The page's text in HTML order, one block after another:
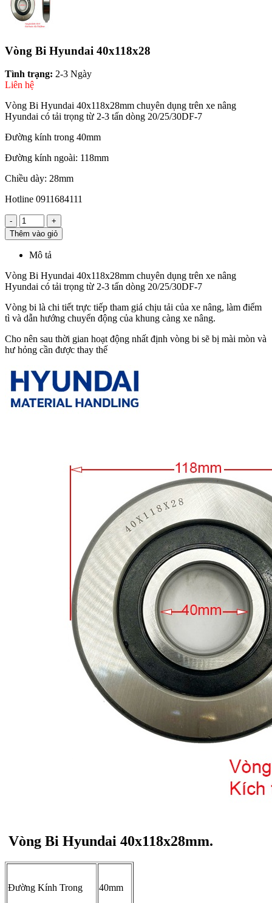
Vòng Bi Hyundai 40x118x28
Tình trạng: 2-3 Ngày
Liên hệ
Vòng Bi Hyundai 40x118x28mm chuyên dụng trên xe nâng
Hyundai có tải trọng từ 2-3 tấn dòng 20/25/30DF-7
Đường kính trong 40mm
Đường kính ngoài: 118mm
Chiều dày: 28mm
Hotline 0911684111
-
+
Thêm vào giỏ
Mô tả
Vòng Bi Hyundai 40x118x28mm chuyên dụng trên xe nâng
Hyundai có tải trọng từ 2-3 tấn dòng 20/25/30DF-7
Vòng bi là chi tiết trực tiếp tham giá chịu tải của xe nâng, làm điểm
tì và dẫn hướng chuyển động của khung càng xe nâng.
Cho nên sau thời gian hoạt động nhất định vòng bi sẽ bị mài mòn và
hư hỏng cần được thay thế
Vòng Bi Hyundai 40x118x28mm.
Đường Kính Trong 40mm